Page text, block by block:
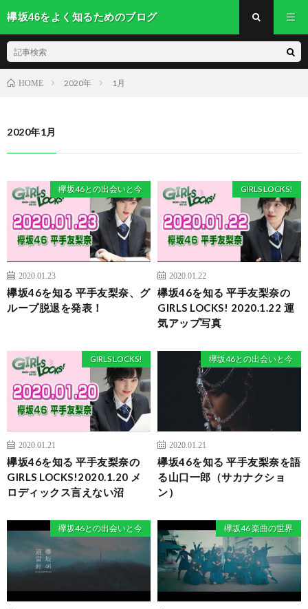
欅坂46をよく知るためのブログ
HOME 2020年 1月
2020年1月
欅坂46との出会いと今
2020.01.23
欅坂46を知る 平手友梨奈、グ
ループ脱退を発表！
GIRLS LOCKS!
2020.01.22
欅坂46を知る 平手友梨奈の
GIRLS LOCKS! 2020.1.22 運
気アップ写真
GIRLS LOCKS!
2020.01.21
欅坂46を知る 平手友梨奈の
GIRLS LOCKS!2020.1.20 メ
ロディックス言えない沼
欅坂46との出会いと今
2020.01.21
欅坂46を知る 平手友梨奈を語
る山口一郎（サカナクショ
ン）
欅坂46との出会いと今 欅坂46 楽曲の世界